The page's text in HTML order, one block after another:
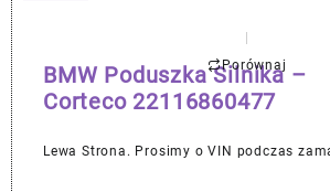
Porównaj
BMW Poduszka Silnika –
Corteco 22116860477
Lewa Strona. Prosimy o VIN podczas